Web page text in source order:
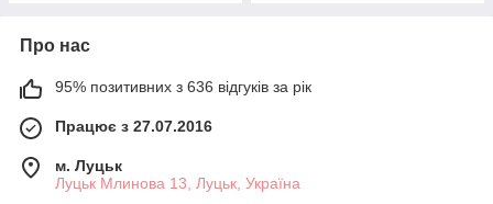
Про нас
95% позитивних з 636 відгуків за рік
Працює з 27.07.2016
м. Луцьк
Луцьк Млинова 13, Луцьк, Україна